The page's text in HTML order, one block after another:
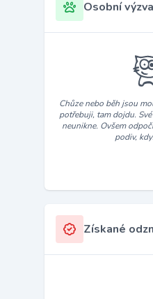
Osobní výzva
Chůze nebo běh jsou
potřebuji, tam dojdu.
neunikne. Ovšem
podiv,
Získané